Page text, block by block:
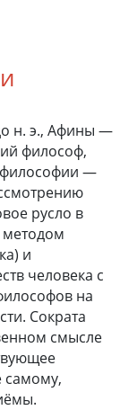
н. э., Афины —
философ,
философии —
русло в
и
человека с
на
Сократа
смысле
самому,